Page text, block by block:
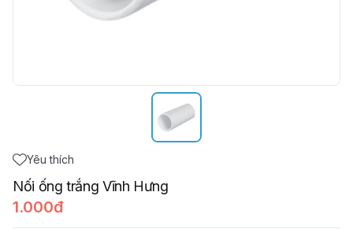
Yêu thích
Nối ống trắng Vĩnh Hưng
1.000đ